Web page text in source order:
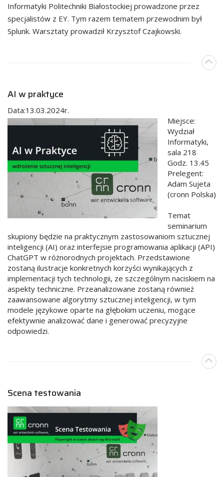
Informatyki Politechniki Białostockiej prowadzone przez
specjalistów z EY. Tym razem tematem przewodnim był
Splunk. Warsztaty prowadził Krzysztof Czajkowski.
AI w praktyce
Data:13.03.2024r.
Miejsce:
Wydział
Informatyki,
sala 218
Godz. 13.45
Prelegent:
Adam Sujeta
(cronn Polska)
Temat
seminarium
skupiony będzie na praktycznym zastosowaniom sztucznej
inteligencji (AI) oraz interfejsie programowania aplikacji (API)
ChatGPT w różnorodnych projektach. Przedstawione
zostaną ilustracje konkretnych korzyści wynikających z
implementacji tych technologii, ze szczególnym naciskiem na
aspekty techniczne. Przeanalizowane zostaną również
zaawansowane algorytmy sztucznej inteligencji, w tym
modele językowe oparte na głębokim uczeniu, mogące
efektywnie analizować dane i generować precyzyjne
odpowiedzi.
Scena testowania